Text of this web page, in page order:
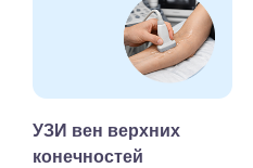
УЗИ вен верхних
конечностей